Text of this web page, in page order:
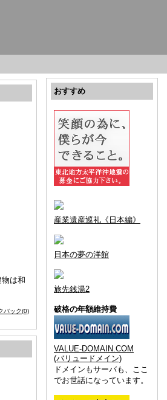
おすすめ
産業遺産巡礼《日本編》
日本の夢の洋館
旅先銭湯2
破格の年額維持費
VALUE-DOMAIN.COM
(バリュードメイン)
ドメインもサーバも、ここ
でお世話になっています。
は和
バック(0)